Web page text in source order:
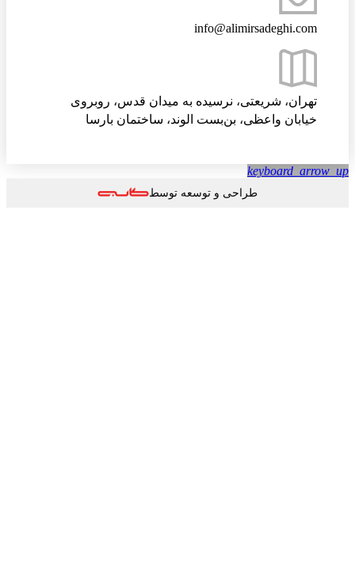
info@alimirsadeghi.com
تهران، شریعتی، نرسیده به میدان قدس، روبروی
خیابان واعظی، بن‌بست الوند، ساختمان بارسا
طراحی و توسعه توسط